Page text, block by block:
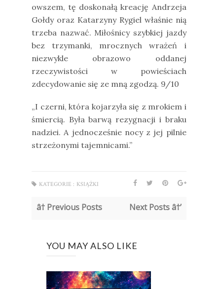
owszem, tę doskonałą kreację Andrzeja
Gołdy oraz Katarzyny Rygiel właśnie nią
trzeba nazwać. Miłośnicy szybkiej jazdy
bez trzymanki, mrocznych wrażeń i
niezwykle obrazowo oddanej
rzeczywistości w powieściach
zdecydowanie się ze mną zgodzą. 9/10
„I czerni, która kojarzyła się z mrokiem i
śmiercią. Była barwą rezygnacji i braku
nadziei. A jednocześnie nocy z jej pilnie
strzeżonymi tajemnicami.”
KATEGORIE : KSIĄŻKI
â† Previous Posts Next Posts â†’
YOU MAY ALSO LIKE